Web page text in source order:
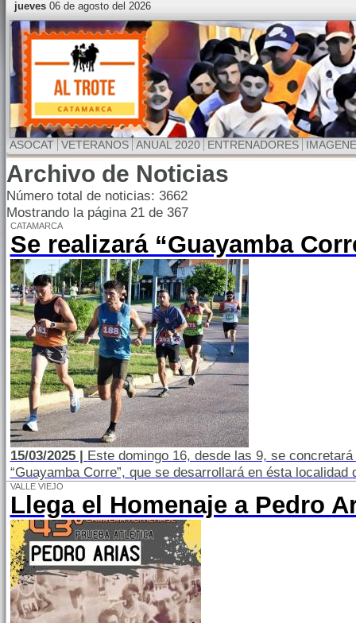
jueves06 de agosto del 2026
ASOCAT VETERANOS ANUAL 2020 ENTRENADORES
Archivo de Noticias
Número total de noticias: 3662
Mostrando la página 21 de 367
CATAMARCA
Se realizará “Guayamba
15/03/2025 | Este domingo 16, desde las 9, se
“Guayamba Corre”, que se desarrollará en ésta localidad
VALLE VIEJO
Llega el Homenaje a Pedro